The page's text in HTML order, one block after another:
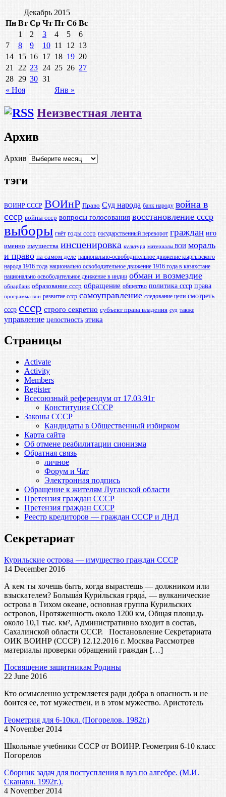
Декабрь 2015
Пн Вт Ср Чт Пт Сб Вс
« Ноя Янв »
1 2 3 4 5
6
7
8 9 10 11 12 13
14 15 16 17 18 19 20
21
22 23 24 25 26 27
28 29 30 31
Неизвестная лента
Архив
Архив
тэги
ВОИНР СССР ВОИнР Право Суд народа банк народу война в
ссср войны ссср вопросы голосования восстановление ссср
выборы гнёт годы ссср государственный переворот граждан иго
именно имущества инсценировка культура материалы ВОИ мораль
и право на самом деле национально-освободительное движение кыргызского
народа 1916 года национально освободительное движение 1916 года в казахстане
национально освободительное движение в индии обман и возмездие
обнарбанк образование ссср обращение общество политика ссср права
программа вои развитие ссср самоуправление следование цели смотреть
ссср ссср строго секретно субъект права владения суд также
управление целостность этика
Страницы
Activate
Activity
Members
Register
Всесоюзный референдум от 17.03.91г
Конституция СССР
Законы СССР
Кандидаты в Общественный избирком
Карта сайта
Об отмене реабилитации сионизма
Обратная связь
личное
Форум и Чат
Электронная подпись
Обращение к жителям Луганской области
Претензия граждан СССР
Претензия граждан СССР
Реестр кредиторов — граждан СССР и ДНД
Секретариат
Курильские острова — имущество граждан СССР
14 December 2016
А кем ты хочешь быть, когда вырастешь — должником или
взыскателем? Больша́я Кури́льская гряда́, — вулканические
острова в Тихом океане, основная группа Курильских
островов, Протяженность около 1200 км, Общая площадь
около 10,1 тыс. км², Административно входит в состав,
Сахалинской области СССР. Постановление Секретариата
ОИК ВОИНР (СССР) 12.12.2016 г. Москва Рассмотрев
материалы проверки обращений граждан […]
Посвящение защитникам Родины
22 June 2016
Кто осмысленно устремляется ради добра в опасность и не
боится ее, тот мужествен, и в этом мужество. Аристотель
Геометрия для 6-10кл. (Погорелов. 1982г.)
4 November 2014
Школьные учебники СССР от ВОИНР. Геометрия 6-10 класс
Погорелов
Сборник задач для постуспления в вуз по алгебре. (М.И.
Сканави. 1992г.).
4 November 2014